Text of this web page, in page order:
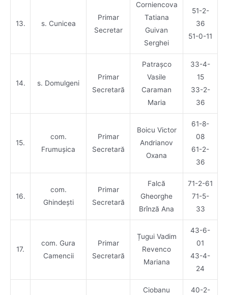
13. s. Cunicea
Primar
Secretar
Corniencova
Tatiana
Guivan
Serghei
51-2-
36
51-0-11
14. s. Domulgeni
Primar
Secretară
Patrașco
Vasile
Caraman
Maria
33-4-
15
33-2-
36
15.
com.
Frumușica
Primar
Secretară
Boicu Victor
Andrianov
Oxana
61-8-
08
61-2-
36
16.
com.
Ghindești
Primar
Secretară
Falcă
Gheorghe
Brînză Ana
71-2-61
71-5-
33
17.
com. Gura
Camencii
Primar
Secretară
Țugui Vadim
Revenco
Mariana
43-6-
01
43-4-
24
Ciobanu
40-2-